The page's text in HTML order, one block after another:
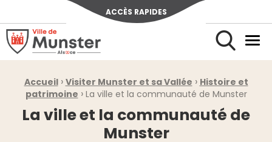
ACCÈS RAPIDES
Ville de Munster (Alsace) Située au cœur de l’Alsace et de
Rechercher
Fil d'Ariane :
Accueil › Visiter Munster et sa Vallée › Histoire et
patrimoine › La ville et la communauté de Munster
La ville et la communauté de
Munster